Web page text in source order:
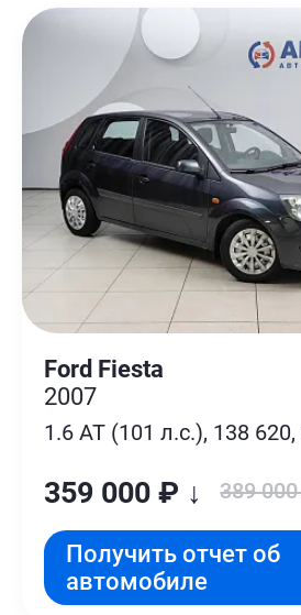
Ford Fiesta
2007
1.6 AT (101 л.с.), 138
359 000 ₽ ↓ 389
Получить отчет об
автомобиле